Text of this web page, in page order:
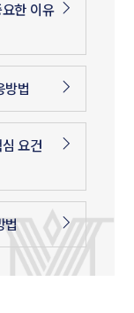
한 이유
방법
요건
법